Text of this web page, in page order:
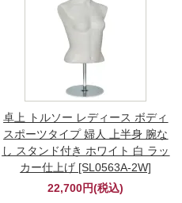
卓上 トルソー レディース ボディ
スポーツタイプ 婦人 上半身 腕な
し スタンド付き ホワイト 白 ラッ
カー仕上げ [SL0563A-2W]
22,700円(税込)